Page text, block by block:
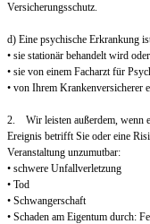
Versicherungsschutz.
d) Eine psychische Erkrankung
• sie stationär behandelt wird oder
• sie von einem Facharzt für
• von Ihrem Krankenversicherer
2. Wir leisten außerdem, wenn
Ereignis betrifft Sie oder eine
Veranstaltung unzumutbar:
• schwere Unfallverletzung
• Tod
• Schwangerschaft
• Schaden am Eigentum durch: